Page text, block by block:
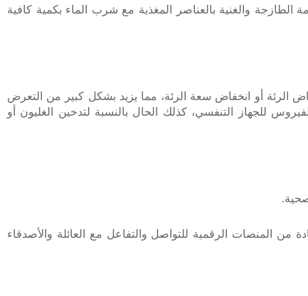
والغنية بالعناصر المغذية مع شرب الماء بكمية كافية
الرئة أو انخفاض سعة الرئة، مما يزيد بشكل كبير من التعرض
دخول الفيروس للجهاز التنفسي، كذلك الحال بالنسبة لتدخين الغليون أو
من المنصات الرقمية للتواصل والتفاعل مع العائلة والأصدقاء